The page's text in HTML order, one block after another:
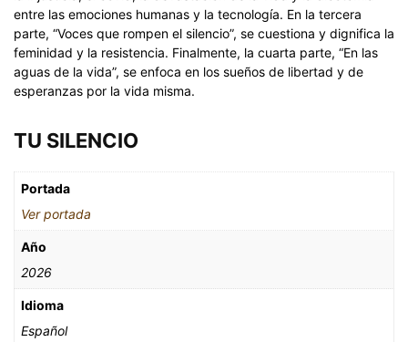
entre las emociones humanas y la tecnología. En la tercera
parte, “Voces que rompen el silencio”, se cuestiona y dignifica la
feminidad y la resistencia. Finalmente, la cuarta parte, “En las
aguas de la vida”, se enfoca en los sueños de libertad y de
esperanzas por la vida misma.
TU SILENCIO
Portada
Ver portada
Año
2026
Idioma
Español